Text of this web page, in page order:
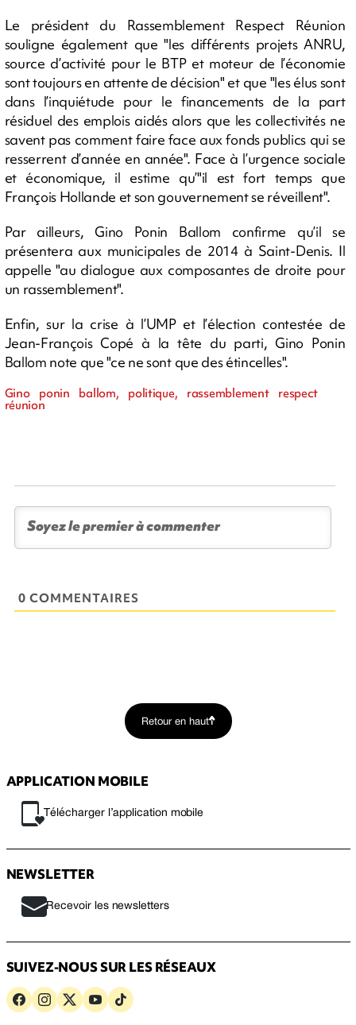
Le président du Rassemblement Respect Réunion
souligne également que "les différents projets ANRU,
source d’activité pour le BTP et moteur de l’économie
sont toujours en attente de décision" et que "les élus sont
dans l’inquiétude pour le financements de la part
résiduel des emplois aidés alors que les collectivités ne
savent pas comment faire face aux fonds publics qui se
resserrent d’année en année". Face à l’urgence sociale
et économique, il estime qu’"il est fort temps que
François Hollande et son gouvernement se réveillent".
Par ailleurs, Gino Ponin Ballom confirme qu’il se
présentera aux municipales de 2014 à Saint-Denis. Il
appelle "au dialogue aux composantes de droite pour
un rassemblement".
Enfin, sur la crise à l’UMP et l’élection contestée de
Jean-François Copé à la tête du parti, Gino Ponin
Ballom note que "ce ne sont que des étincelles".
Gino ponin ballom, politique, rassemblement respect
réunion
0 COMMENTAIRES
Retour en haut
APPLICATION MOBILE
Télécharger l’application mobile
NEWSLETTER
Recevoir les newsletters
SUIVEZ-NOUS SUR LES RÉSEAUX